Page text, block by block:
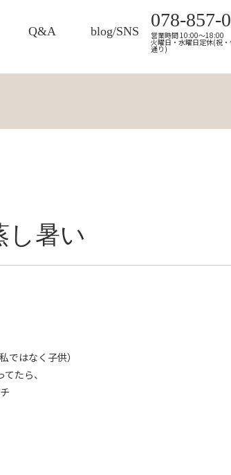
Q&A blog/SNS
078-857-
営業時間 10:00～18:00
火曜日・水曜日定休(祝
通り)
し暑い
ではなく子供）
たら、